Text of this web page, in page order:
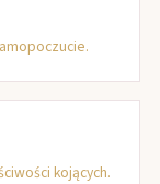
kojących.